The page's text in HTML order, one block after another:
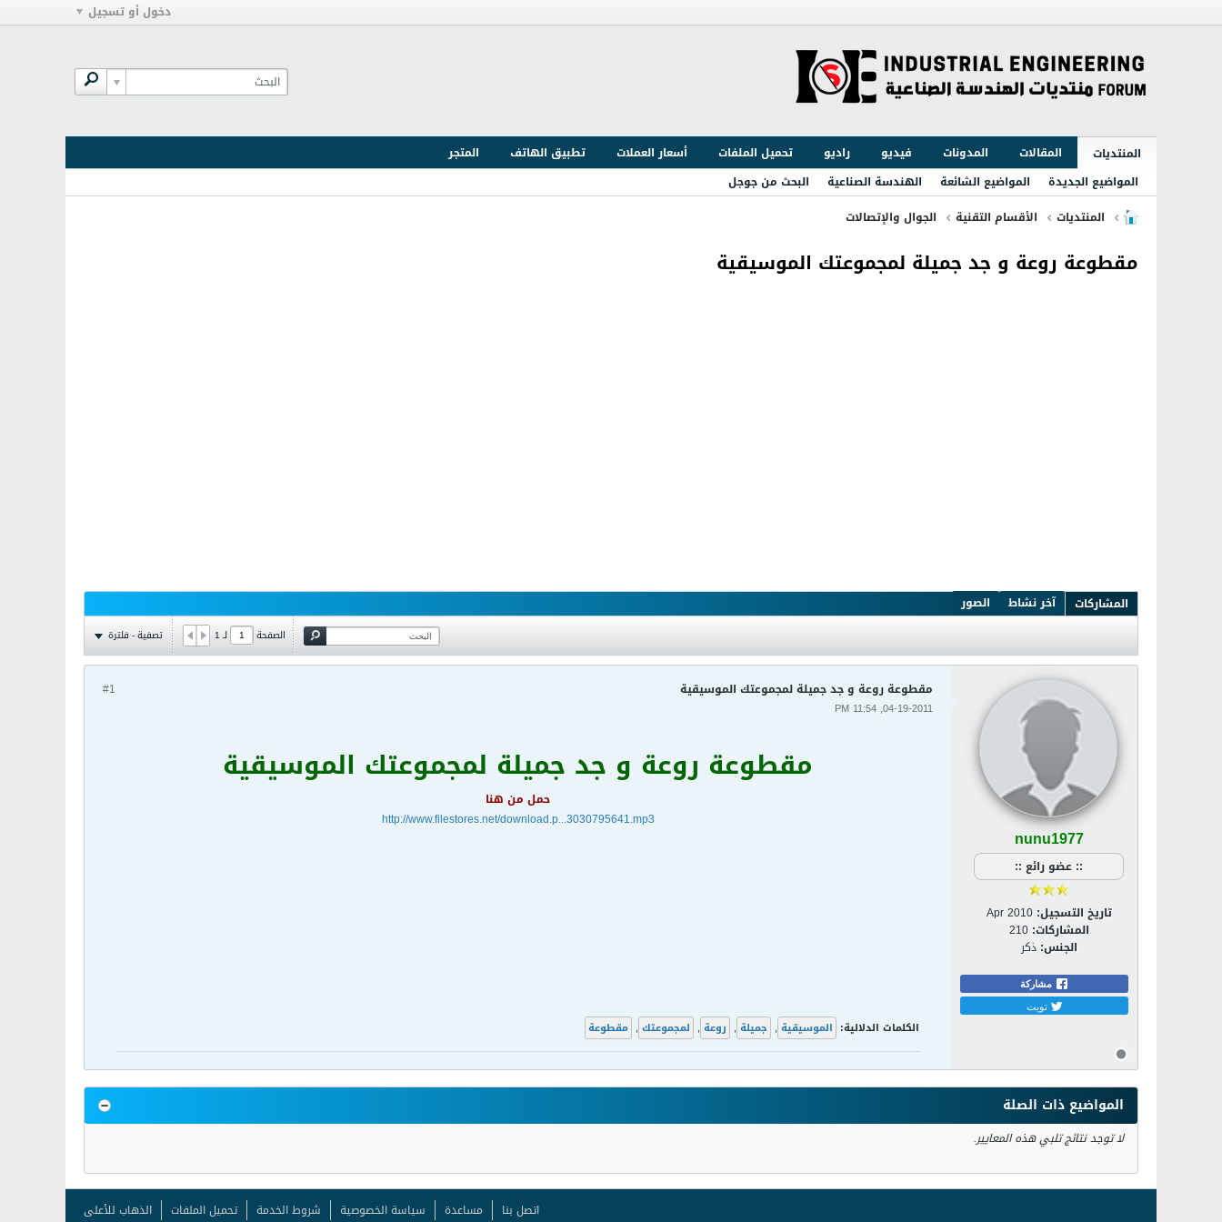
دخول أو تسجيل
المنتديات المقالات المدونات فيديو راديو تحميل الملفات أسعار العملات تطبيق الهاتف
المتجر
المواضيع الجديدة
المواضيع الشائعة الهندسة الصناعية
البحث من جوجل
المنتديات
الأقسام التقنية الجوال والإتصالات
مقطوعة روعة و جد جميلة لمجموعتك الموسيقية
المشاركات آخر نشاط الصور
الصفحة لـ1 تصفية - فلترة
nunu1977
:: عضو رائع ::
تاريخ التسجيل: Apr 2010
المشاركات: 210
الجنس: ذكر
مشاركة
تويت
#1 مقطوعة روعة و جد جميلة لمجموعتك الموسيقية
04-19-2011, 11:54 PM
مقطوعة روعة و جد جميلة لمجموعتك الموسيقية
حمل من هنا
http://www.filestores.net/download.p...3030795641.mp3
الكلمات الدلالية: الموسيقية , جميلة , روعة , لمجموعتك , مقطوعة
المواضيع ذات الصلة
لا توجد نتائج تلبي هذه المعايير.
اتصل بنا مساعدة سياسة الخصوصية شروط الخدمة تحميل الملفات الذهاب للأعلى